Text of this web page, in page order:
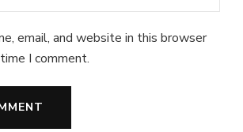
email, and website in this browser
I comment.